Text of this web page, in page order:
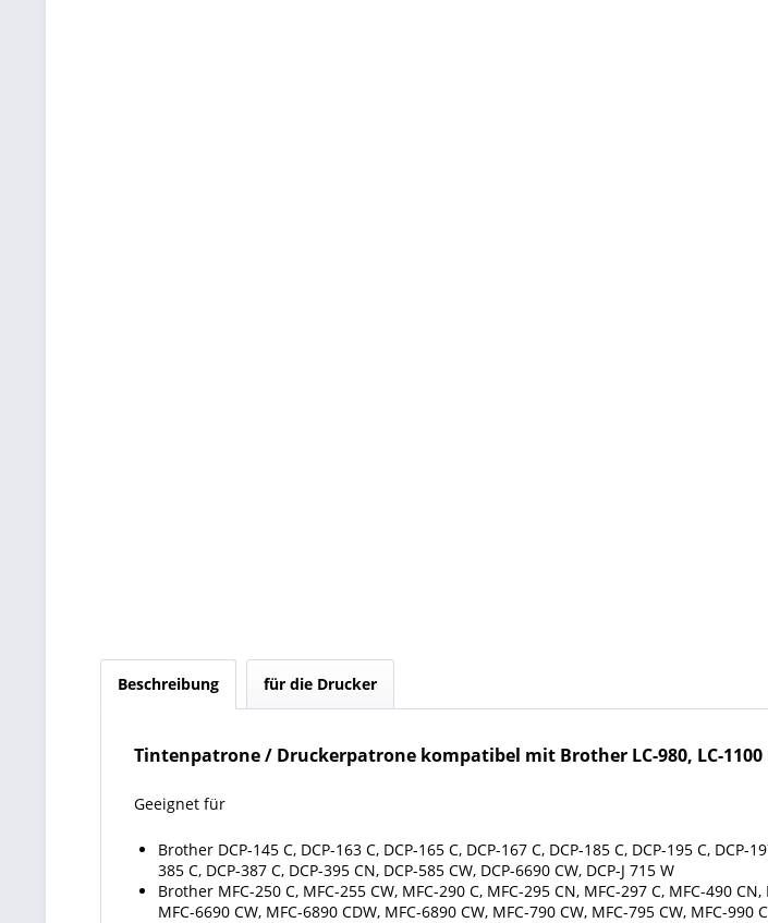
Beschreibung für die Drucker
Tintenpatrone / Druckerpatrone kompatibel mit Brother LC-980, LC-
Geeignet für
Brother DCP-145 C, DCP-163 C, DCP-165 C, DCP-167 C, DCP-185 C, DCP-195 C, DCP-
385 C, DCP-387 C, DCP-395 CN, DCP-585 CW, DCP-6690 CW, DCP-J 715 W
Brother MFC-250 C, MFC-255 CW, MFC-290 C, MFC-295 CN, MFC-297 C, MFC-490
MFC-6690 CW, MFC-6890 CDW, MFC-6890 CW, MFC-790 CW, MFC-795 CW, MFC-990